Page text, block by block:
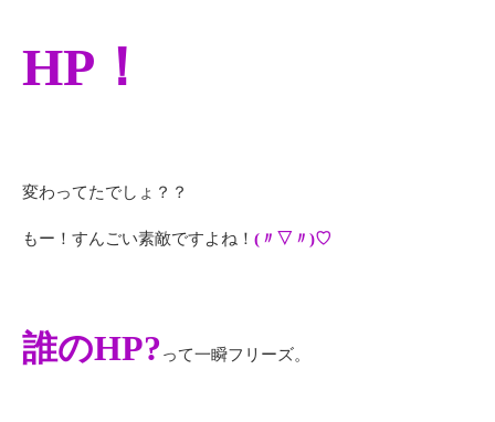
HP！
変わってたでしょ？？
もー！すんごい素敵ですよね！ (〃▽〃)♡
誰のHP? って一瞬フリーズ。